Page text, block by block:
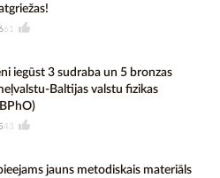
61
iegūst 3 sudraba un 5 bronzas
Baltijas valstu fizikas
43
jauns metodiskais materiāls